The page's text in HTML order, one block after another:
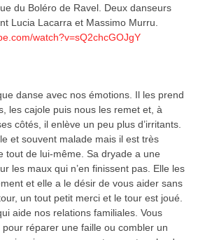
du Boléro de Ravel. Deux danseurs
Lucia Lacarra et Massimo Murru.
watch?v=sQ2chcGOJgY
danse avec nos émotions. Il les prend
les cajole puis nous les remet et, à
côtés, il enlève un peu plus d’irritants.
et souvent malade mais il est très
tout de lui-même. Sa dryade a une
les maux qui n’en finissent pas. Elle les
et elle a le désir de vous aider sans
un tout petit merci et le tour est joué.
aide nos relations familiales. Vous
réparer une faille ou combler un